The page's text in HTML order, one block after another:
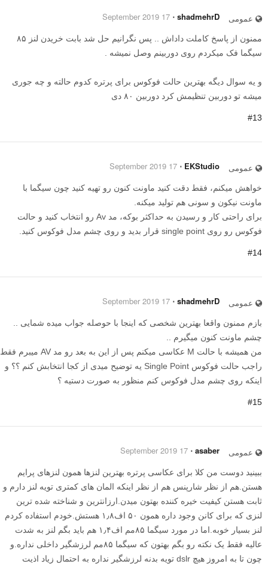
عمومی shadmehrD
⋅
17 September 2019
ممنون از پاسخ کاملت داداش .. پس نگرانیم حل شد بابت خریدن لنز ۸۵
سیگما فک میکردم روی دوربینم وصل نمیشه .
و یه سوال دیگه بهترین حالت فوکوس برای پرتره کدوم حالته و چه جوری
میشه تو دوربین تنظیمش کرد دوربین ۸۰ دی
#13
عمومی EKStudio
⋅
17 September 2019
خواهش میکنم، فقط دقت کنید ماونت کنون رو تهیه کنید چون سیگما با
ماونت نیکون و سونی هم تولید میکنه.
برای راحتی کار و رسیدن به حداکثر بوکه، مد Av رو انتخاب کنید و حالت
فوکوس رو روی single point قرار بدید و روی چشم مدل فوکوس کنید.
#14
عمومی shadmehrD
⋅
17 September 2019
بازم ممنون واقعا بهترین شخصی که اینجا با حوصله جواب میده شمایی ..
چشم ماونت کنون میگیرم ..
من همیشه با حالت M عکاسی میکنم پس از این به بعد رو مد AV میبرم فقط
راجب حالت فوکوس Single Point یه توضیح میدی از کجا انتخابش کنم ؟؟ و
اینکه روی چشم مدل فوکوس کنم منظور به صورت دستیه ؟
#15
عمومی asaber
⋅
17 September 2019
ببینید دوست من کلا برای عکاسی پرتره بهترین لنزها همون لنزهای پرایم
هستن.هم از نظر شارپنس هم از نظر اینکه المان های کمتری تویه لنز دارم و
ثابت هستن کیفیت خیره کننده بهتون میدن.ارزانترین و شناخته شده ترین
لنزی که برای کانن وجود داره همون ۵۰ اف۱٫۸ هستش.خودم استفاده کردم
لنز بسیار خوبه.اما در مورد سیگما ۸۵مم اف۱٫۴ هم باید بگم لنز به شدت
عالیه فقط یک نکته رو بگم بهتون که سیگما ۸۵مم لرزشگیر داخلی نداره.و
چون تا به امروز هیچ dslr تویه بدنه لرزشگیر نداره به احتمال زیاد اذیت